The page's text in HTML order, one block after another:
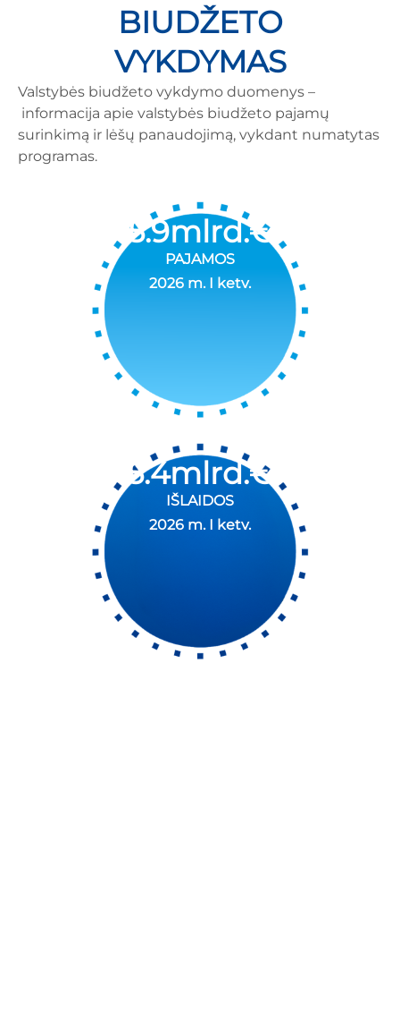
BIUDŽETO
VYKDYMAS
Valstybės biudžeto vykdymo duomenys –
informacija apie valstybės biudžeto pajamų
surinkimą ir lėšų panaudojimą, vykdant numatytas
programas.
5.9mlrd.€
PAJAMOS
2026 m. I ketv.
5.4mlrd.€
IŠLAIDOS
2026 m. I ketv.